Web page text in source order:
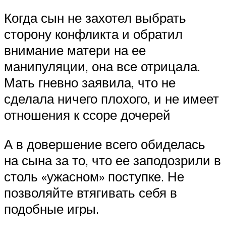
Когда сын не захотел выбрать
сторону конфликта и обратил
внимание матери на ее
манипуляции, она все отрицала.
Мать гневно заявила, что не
сделала ничего плохого, и не имеет
отношения к ссоре дочерей
А в довершение всего обиделась
на сына за то, что ее заподозрили в
столь «ужасном» поступке. Не
позволяйте втягивать себя в
подобные игры.